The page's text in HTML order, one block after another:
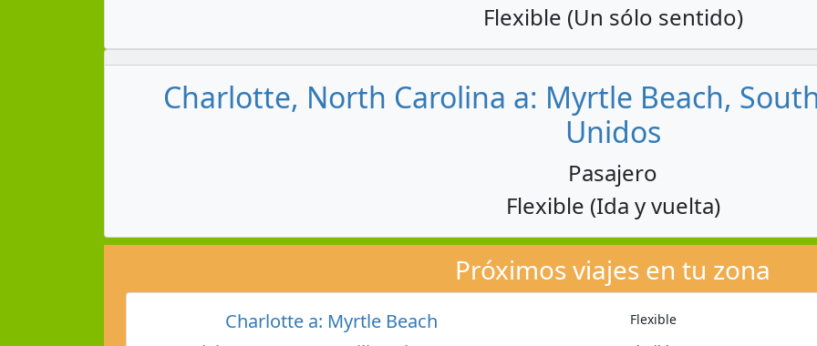
Flexible (Un sólo sentido)
Charlotte, North Carolina a: Myrtle Beach,
Unidos
Pasajero
Flexible (Ida y vuelta)
Próximos viajes en tu zona
Charlotte a: Myrtle Beach Flexible